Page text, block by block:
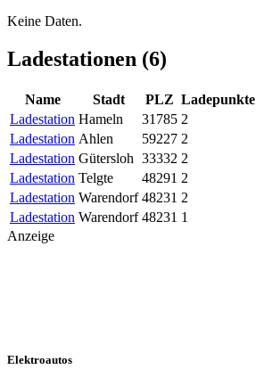
Keine Daten.
Ladestationen (6)
Name Stadt PLZ Ladepunkte
Ladestation Hameln 31785 2
Ladestation Ahlen 59227 2
Ladestation Gütersloh 33332 2
Ladestation Telgte 48291 2
Ladestation Warendorf 48231 2
Ladestation Warendorf 48231 1
Anzeige
Elektroautos